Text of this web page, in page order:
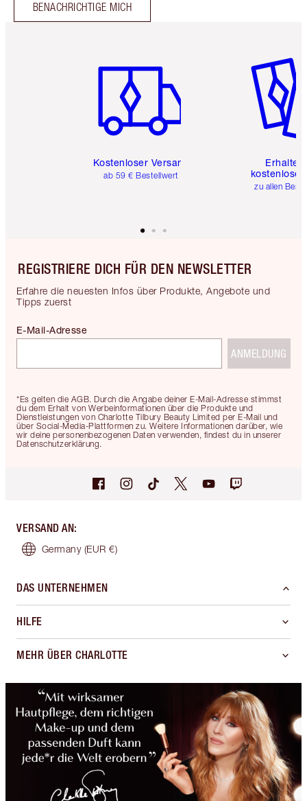
BENACHRICHTIGE MICH
Kostenloser Versand
ab 59 € Bestellwert
Erhalte
kostenlose
zu allen
REGISTRIERE DICH FÜR DEN NEWSLETTER
Erfahre die neuesten Infos über Produkte, Angebote und
Tipps zuerst
*Es gelten die AGB. Durch die Angabe deiner E-Mail-Adresse stimmst
du dem Erhalt von Werbeinformationen über die Produkte und
Dienstleistungen von Charlotte Tilbury Beauty Limited per E-Mail und
über Social-Media-Plattformen zu. Weitere Informationen darüber, wie
wir deine personenbezogenen Daten verwenden, findest du in unserer
Datenschutzerklärung.
E-Mail-Adresse
ANMELDUNG
VERSAND AN:
Germany (EUR €)
DAS UNTERNEHMEN
HILFE
MEHR ÜBER CHARLOTTE